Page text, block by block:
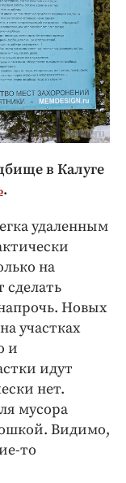
в Калуге
.
удаленным
на
сделать
Новых
участках
и
идут
нет.
мусора
Видимо,
то